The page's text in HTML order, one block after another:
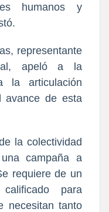
humanos y
representante
apeló a la
la articulación
avance de esta
la colectividad
campaña a
requiere de un
calificado para
necesitan tanto